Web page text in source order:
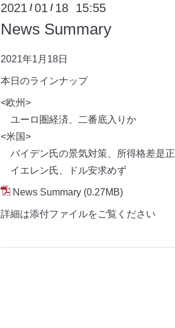
2021 /01 / 18 15:55
News Summary
2021年1月18日
本日のラインナップ
<欧州>
ユーロ圏経済、二番底入りか
<米国>
バイデン氏の景気対策、所得格差是
イエレン氏、ドル安求めず
News Summary (0.27MB)
詳細は添付ファイルをご覧ください